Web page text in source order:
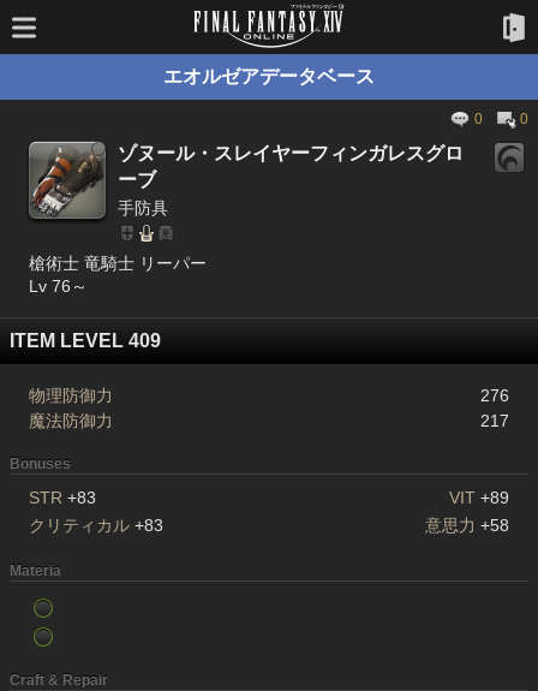
エオルゼアデータベース
0 0
ゾヌール・スレイヤーフィンガレスグロ
ーブ
手防具
槍術士 竜騎士 リーパー
Lv 76～
ITEM LEVEL 409
物理防御力
276
魔法防御力
217
Bonuses
STR +83 VIT +89
クリティカル +83 意思力 +58
Materia
Craft & Repair